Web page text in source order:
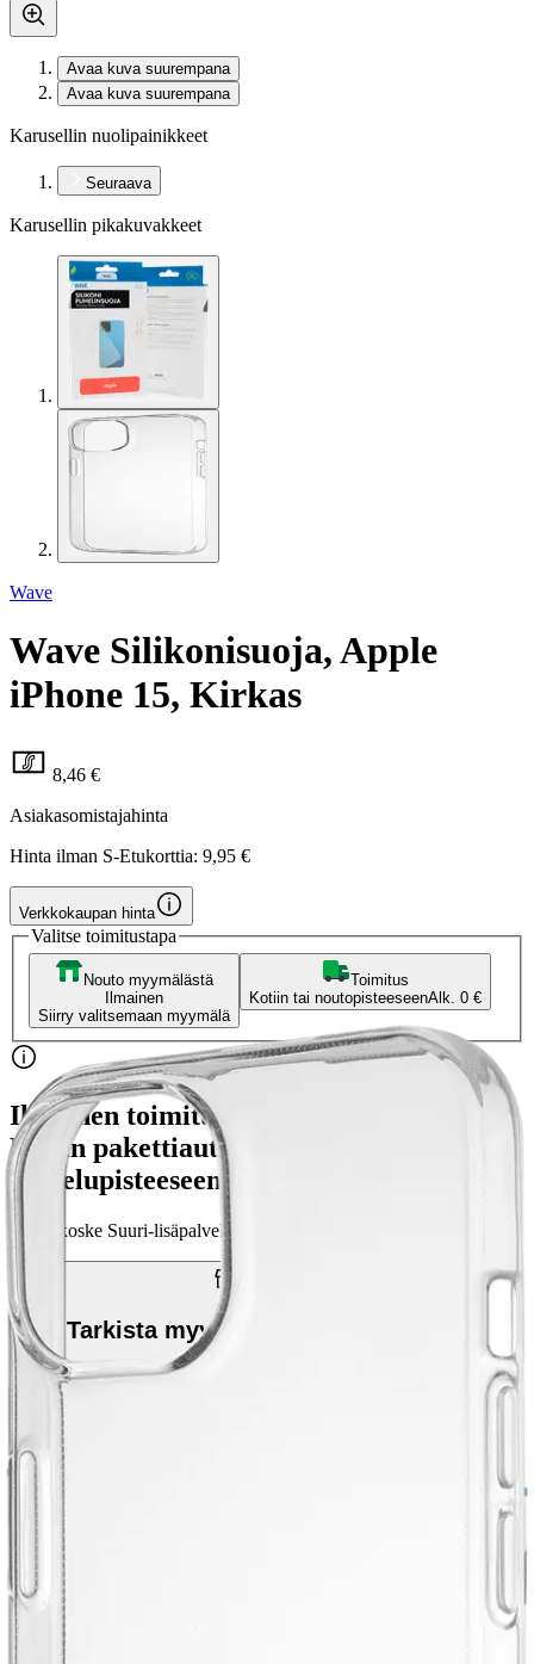
Avaa kuva suurempana
Avaa kuva suurempana
Karusellin nuolipainikkeet
Seuraava
Karusellin pikakuvakkeet
Wave
Wave Silikonisuoja, Apple
iPhone 15, Kirkas
8,46 €
Asiakasomistajahinta
Hinta ilman S-Etukorttia: 9,95 €
Verkkokaupan hinta
Valitse toimitustapa
Nouto myymälästä
Ilmainen
Siirry valitsemaan myymälä
Toimitus
Kotiin tai noutopisteeseenAlk. 0 €
Ilmainen toimitus yli 100 €:n tilauksille
Postin pakettiautomaattiin tai
palvelupisteeseen!
Etu ei koske Suuri‑lisäpalvelulla toimitettavia tuotteita.
Tarkista myymäläsaatavuus
Avainominaisuudet
Valmistettu kestävästä silikonimuovista ja termoplastisesta
polyuretaanista
Tarkka istuvuus ja helppo pääsy portteihin ja painikkeisiin
Pitävä materiaali parantaa käsittelyä